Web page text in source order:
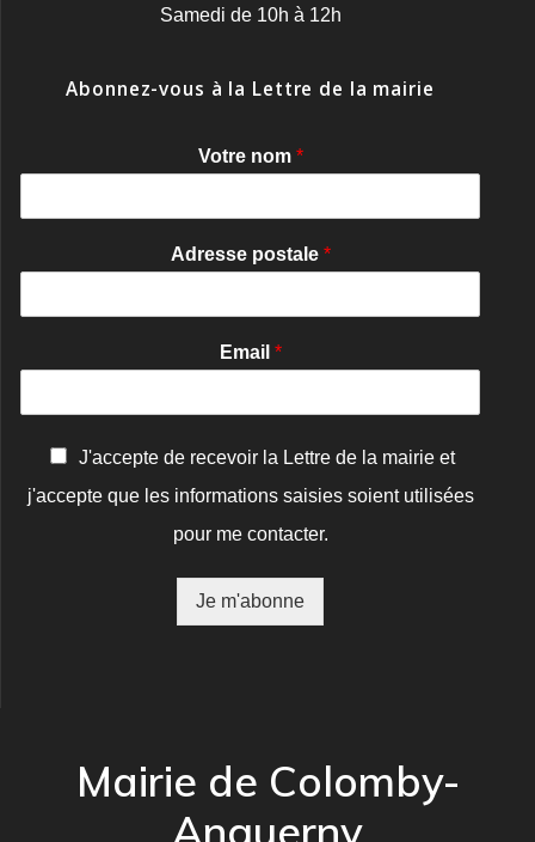
Samedi de 10h à 12h
Abonnez-vous à la Lettre de la mairie
Votre nom *
Adresse postale *
Email *
n
J'accepte de recevoir la Lettre de la mairie et
j'accepte que les informations saisies soient utilisées
pour me contacter.
Je m'abonne
Mairie de Colomby-
Anguerny